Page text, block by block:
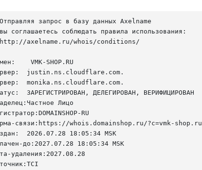
запрос в базу данных Axelname
соглашаетесь соблюдать правила использования:
http://axelname.ru/whois/conditions/
VMK-SHOP.RU
justin.ns.cloudflare.com.
monika.ns.cloudflare.com.
ЗАРЕГИСТРИРОВАН, ДЕЛЕГИРОВАН, ВЕРИФИЦИРОВАН
Лицо
RU
связи:https://whois.domainshop.ru/?c=vmk-shop.ru
2026.07.28 18:05:34 MSK
до:2027.07.28 18:05:34 MSK
удаления:2027.08.28